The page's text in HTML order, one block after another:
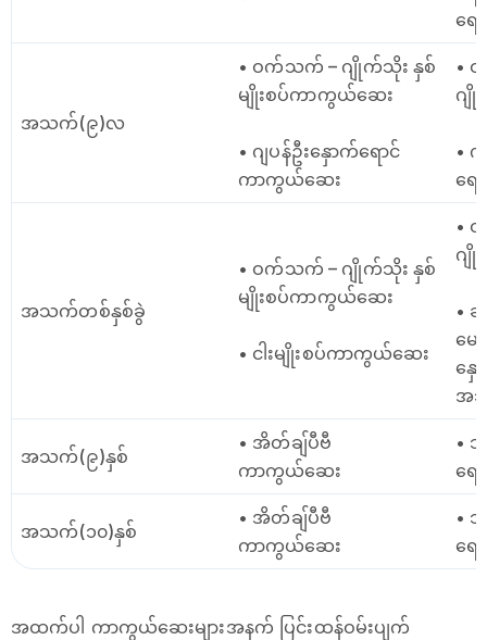
ရေ
အသက်(၉)လ
• ဝက်သက် – ဂျိုက်သိုး နှစ်
မျိုးစပ်ကာကွယ်ဆေး
• ဂျပန်ဦးနှောက်ရောင်
ကာကွယ်ဆေး
•
ဂျို
•
ရေ
အသက်တစ်နှစ်ခွဲ
• ဝက်သက် – ဂျိုက်သိုး နှစ်
မျိုးစပ်ကာကွယ်ဆေး
• ငါးမျိုးစပ်ကာကွယ်ဆေး
•
ဂျို
•
မေ
နှေ
အသ
အသက်(၉)နှစ်
• အိတ်ချ်ပီဗီ
ကာကွယ်ဆေး
•
ရေ
အသက်(၁၀)နှစ်
• အိတ်ချ်ပီဗီ
ကာကွယ်ဆေး
•
ရေ
အထက်ပါ ကာကွယ်ဆေးများအနက် ပြင်းထန်ဝမ်းပျက်